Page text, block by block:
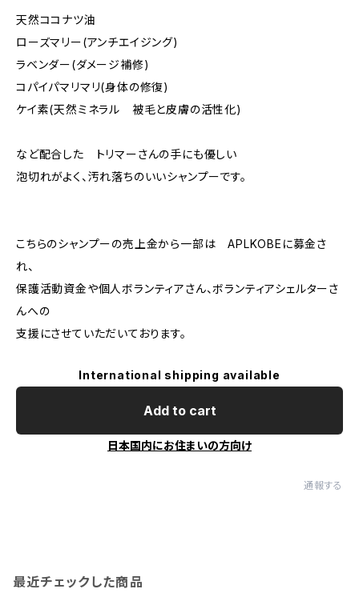
天然ココナツ油
ローズマリー(アンチエイジング)
ラベンダー(ダメージ補修)
コパイパマリマリ(身体の修復)
ケイ素(天然ミネラル 被毛と皮膚の活性化)
など配合した トリマーさんの手にも優しい
泡切れがよく、汚れ落ちのいいシャンプーです。
こちらのシャンプーの売上金から一部は APLKOBEに募金さ
れ、
保護活動資金や個人ボランティアさん、ボランティアシェルターさ
んへの
支援にさせていただいております。
International shipping available
Add to cart
日本国内にお住まいの方向け
通報する
最近チェックした商品